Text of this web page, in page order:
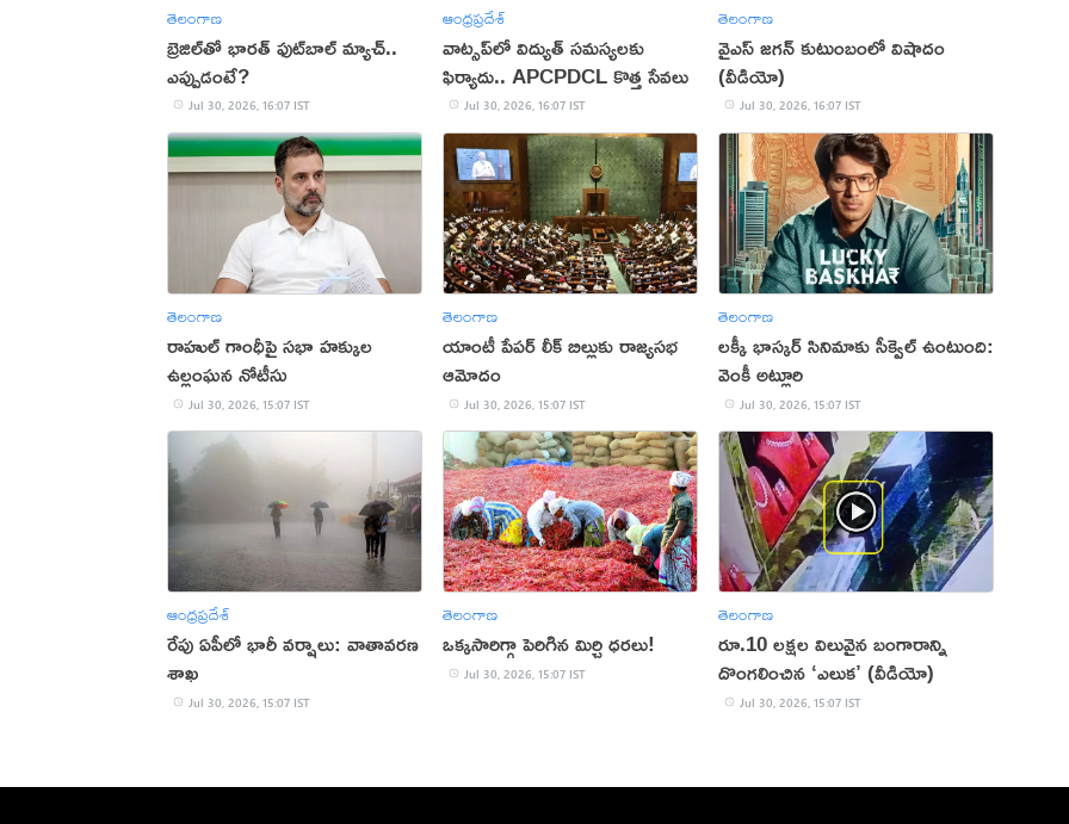
తెలంగాణ
బ్రెజిల్‌తో భారత్ ఫుట్‌బాల్ మ్యాచ్..
ఎప్పుడంటే?
Jul 30, 2026, 16:07 IST
ఆంధ్రప్రదేశ్
వాట్సప్‌లో విద్యుత్ సమస్యలకు
ఫిర్యాదు.. APCPDCL కొత్త సేవలు
Jul 30, 2026, 16:07 IST
తెలంగాణ
వైఎస్ జగన్ కుటుంబంలో విషాదం
(వీడియో)
Jul 30, 2026, 16:07 IST
తెలంగాణ
రాహుల్ గాంధీపై సభా హక్కుల
ఉల్లంఘన నోటీసు
Jul 30, 2026, 15:07 IST
తెలంగాణ
యాంటీ పేపర్ లీక్ బిల్లుకు రాజ్యసభ
ఆమోదం
Jul 30, 2026, 15:07 IST
తెలంగాణ
లక్కీ భాస్కర్ సినిమాకు సీక్వెల్ ఉంటుంది:
వెంకీ అట్లూరి
Jul 30, 2026, 15:07 IST
ఆంధ్రప్రదేశ్
రేపు ఏపీలో భారీ వర్షాలు: వాతావరణ
శాఖ
Jul 30, 2026, 15:07 IST
తెలంగాణ
ఒక్కసారిగ్గా పెరిగిన మిర్చి ధరలు!
Jul 30, 2026, 15:07 IST
తెలంగాణ
రూ.10 లక్షల విలువైన బంగారాన్ని
దొంగలించిన ‘ఎలుక’ (వీడియో)
Jul 30, 2026, 15:07 IST